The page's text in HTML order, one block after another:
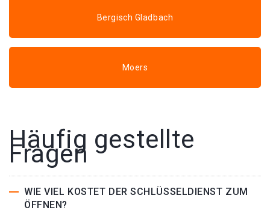
Bergisch Gladbach
Moers
Häufig gestellte
Fragen
WIE VIEL KOSTET DER SCHLÜSSELDIENST ZUM
ÖFFNEN?